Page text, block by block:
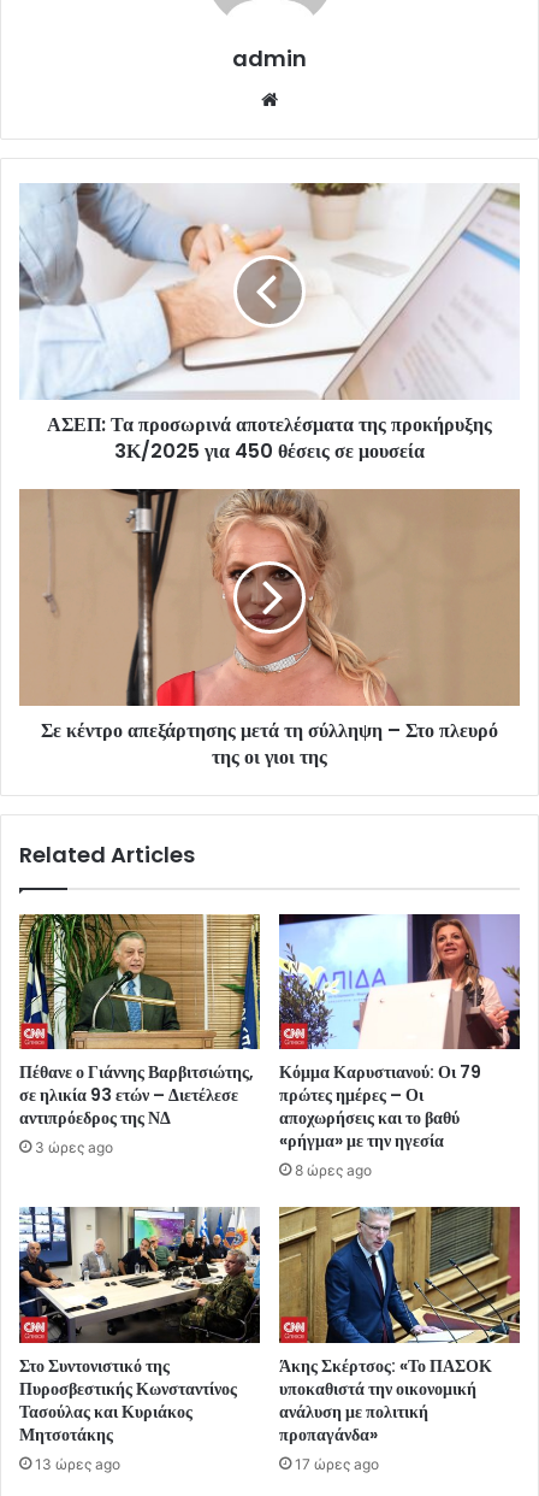
admin
ΑΣΕΠ: Τα προσωρινά αποτελέσματα της προκήρυξης
3Κ/2025 για 450 θέσεις σε μουσεία
Σε κέντρο απεξάρτησης μετά τη σύλληψη – Στο πλευρό
της οι γιοι της
Related Articles
Πέθανε ο Γιάννης Βαρβιτσιώτης,
σε ηλικία 93 ετών – Διετέλεσε
αντιπρόεδρος της ΝΔ
3 ώρες ago
Κόμμα Καρυστιανού: Οι 79
πρώτες ημέρες – Οι
αποχωρήσεις και το βαθύ
«ρήγμα» με την ηγεσία
8 ώρες ago
Στο Συντονιστικό της
Πυροσβεστικής Κωνσταντίνος
Τασούλας και Κυριάκος
Μητσοτάκης
13 ώρες ago
Άκης Σκέρτσος: «Το ΠΑΣΟΚ
υποκαθιστά την οικονομική
ανάλυση με πολιτική
προπαγάνδα»
17 ώρες ago